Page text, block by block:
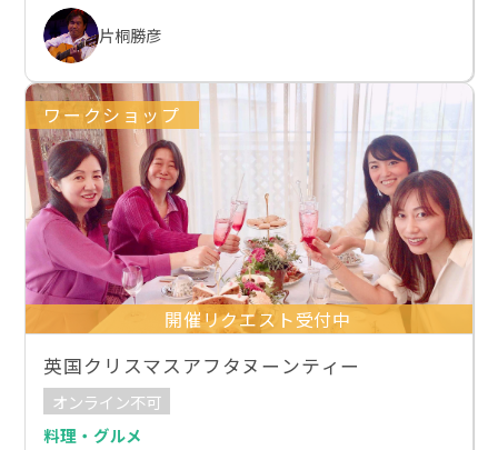
片桐勝彦
ワークショップ
開催リクエスト受付中
英国クリスマスアフタヌーンティー
オンライン不可
料理・グルメ